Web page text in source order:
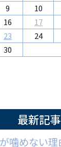
9 10
16 17
23 24
30
最新記事